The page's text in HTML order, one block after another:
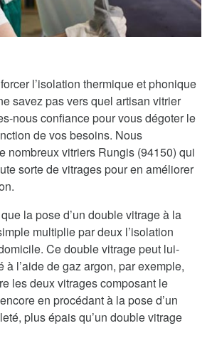
l’isolation thermique et phonique
savez pas vers quel artisan vitrier
nous confiance pour vous dégoter le
de vos besoins. Nous
nombreux vitriers Rungis (94150) qui
sorte de vitrages pour en améliorer
la pose d’un double vitrage à la
multiplie par deux l’isolation
Ce double vitrage peut lui-
à l’aide de gaz argon, par exemple,
les deux vitrages composant le
en procédant à la pose d’un
plus épais qu’un double vitrage